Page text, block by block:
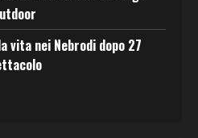
vita nei Nebrodi dopo 27